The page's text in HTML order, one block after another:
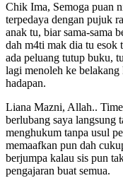
Chik Ima, Semoga puan
terpedaya dengan pujuk
anak tu, biar sama-sama
dah m4ti mak dia tu esok
ada peluang tutup buku,
lagi menoleh ke belakang
hadapan.
Liana Mazni, Allah..
berlubang saya langsung
menghukum tanpa usul
memaafkan pun dah
berjumpa kalau sis pun
pengajaran buat semua.